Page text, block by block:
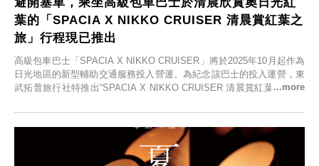
葉的「SPACIA X NIKKO CRUISER 清晨賞紅葉之
旅」行程現已推出
高級包車巴士「SPACIA X NIKKO CRUISER」將於2025年10月起作為
日光地區的新型輔助交通服務投入營運。為紀念該巴士的投入運營，東
武拓普旅行社特推出“SPACIA X NIKKO CRUISER 清晨賞紅葉之旅”，